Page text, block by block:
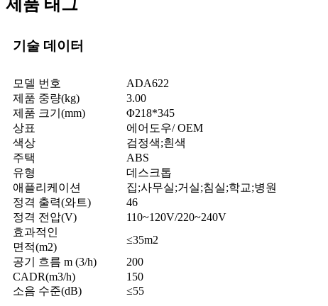
제품 태그
기술 데이터
모델 번호
ADA622
제품 중량(kg)
3.00
제품 크기(mm)
Φ218*345
상표
에어도우/ OEM
색상
검정색;흰색
주택
ABS
유형
데스크톱
애플리케이션
집;사무실;거실;침실;학교;병원
정격 출력(와트)
46
정격 전압(V)
110~120V/220~240V
효과적인
면적(m2)
≤35m2
공기 흐름 m (3/h)
200
CADR(m3/h)
150
소음 수준(dB)
≤55